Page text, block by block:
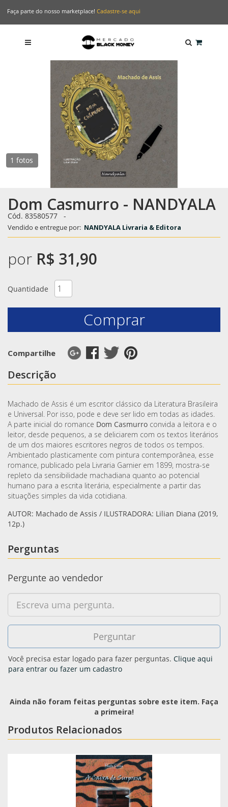
Faça parte do nosso marketplace! Cadastre-se aqui
1 fotos
Dom Casmurro - NANDYALA
Cód. 83580577 -
Vendido e entregue por: NANDYALA Livraria & Editora
por R$ 31,90
Quantidade
Comprar
Compartilhe
Descrição
Machado de Assis é um escritor clássico da Literatura Brasileira
e Universal. Por isso, pode e deve ser lido em todas as idades.
A parte inicial do romance Dom Casmurro convida a leitora e o
leitor, desde pequenos, a se deliciarem com os textos literários
de um dos maiores escritores negros de todos os tempos.
Ambientado plasticamente com pintura contemporânea, esse
romance, publicado pela Livraria Garnier em 1899, mostra-se
repleto da sensibilidade machadiana quanto ao potencial
humano para a escrita literária, especialmente a partir das
situações simples da vida cotidiana.
AUTOR: Machado de Assis / ILUSTRADORA: Lilian Diana (2019,
12p.)
Perguntas
Pergunte ao vendedor
Você precisa estar logado para fazer perguntas. Clique aqui
para entrar ou fazer um cadastro
Ainda não foram feitas perguntas sobre este item. Faça
a primeira!
Produtos Relacionados